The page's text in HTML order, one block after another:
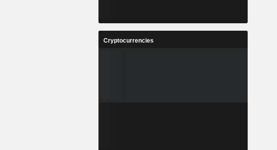
Cryptocurrencies